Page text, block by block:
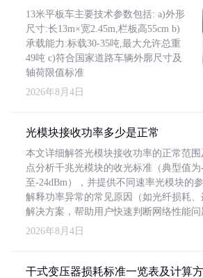
13米平板车主要技术参数包括: a)外形
尺寸:长13m×宽2.45m,栏板高55cm b)
承载能力:标载30-35吨,最大允许总重
49吨 c)符合国家道路车辆外廓尺寸及
轴荷限值标准
2026年8月4日
光模块接收功率多少是正常
本文详细解答光模块接收功率的正常范
点分析千兆光模块的收光标准（典型值为
至-24dBm），并提供不同速率光模块的
解释功率异常的常见原因（如光纤损耗、
解决方案，帮助用户快速判断网络性能问
2026年8月4日
干式变压器损耗标准一览表及计算